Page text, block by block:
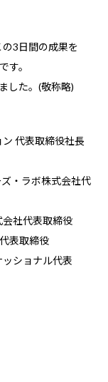
3日間の成果を
す。
した。(敬称略)
代表取締役社長
・ラボ株式会社代
代表取締役
表取締役
ショナル代表